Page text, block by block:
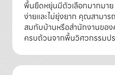
พื้นยืดหยุ่นมีตัวเลือกมากมาย
ง่ายและไม่ยุ่งยาก คุณสามาร
สมกับบ้านหรือสำนักงานขอ
ครบถ้วนจากพื้นวิศวกรรมป